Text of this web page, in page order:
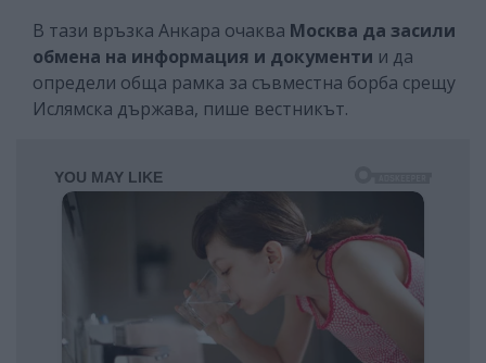
В тази връзка Анкара очаква Москва да засили
обмена на информация и документи и да
определи обща рамка за съвместна борба срещу
Ислямска държава, пише вестникът.